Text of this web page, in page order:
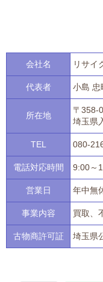
会社名 リサイ
代表者 小島 忠
所在地
〒358-
埼玉県
TEL 080-
電話対応時間 9:00～
営業日 年中無
事業内容 買取、
古物商許可証 埼玉県